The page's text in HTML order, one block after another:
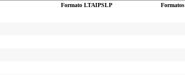
Formato LTAIPSLP Formatos